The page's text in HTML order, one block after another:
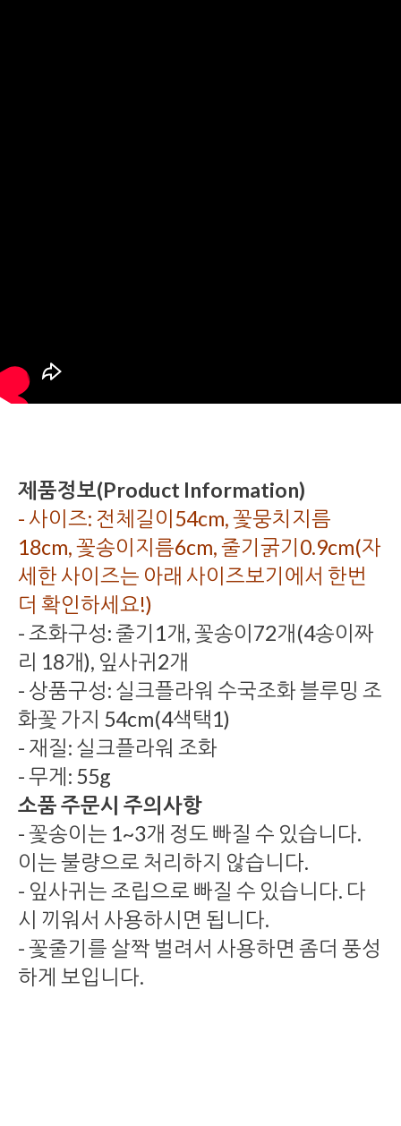
제품정보(Product Information)
- 사이즈: 전체길이54cm, 꽃뭉치지름
18cm, 꽃송이지름6cm, 줄기굵기0.9cm(자
세한 사이즈는 아래 사이즈보기에서 한번
더 확인하세요!)
- 조화구성: 줄기1개, 꽃송이72개(4송이짜
리 18개), 잎사귀2개
- 상품구성: 실크플라워 수국조화 블루밍 조
화꽃 가지 54cm(4색택1)
- 재질: 실크플라워 조화
- 무게: 55g
소품 주문시 주의사항
- 꽃송이는 1~3개 정도 빠질 수 있습니다.
이는 불량으로 처리하지 않습니다.
- 잎사귀는 조립으로 빠질 수 있습니다. 다
시 끼워서 사용하시면 됩니다.
- 꽃줄기를 살짝 벌려서 사용하면 좀더 풍성
하게 보입니다.